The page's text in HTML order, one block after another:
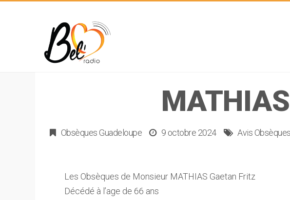
Obsèques Guadeloupe 9 octobre 2024 Avis Obsèques
Les Obsèques de Monsieur MATHIAS Gaetan Fritz
Décédé à l’age de 66 ans